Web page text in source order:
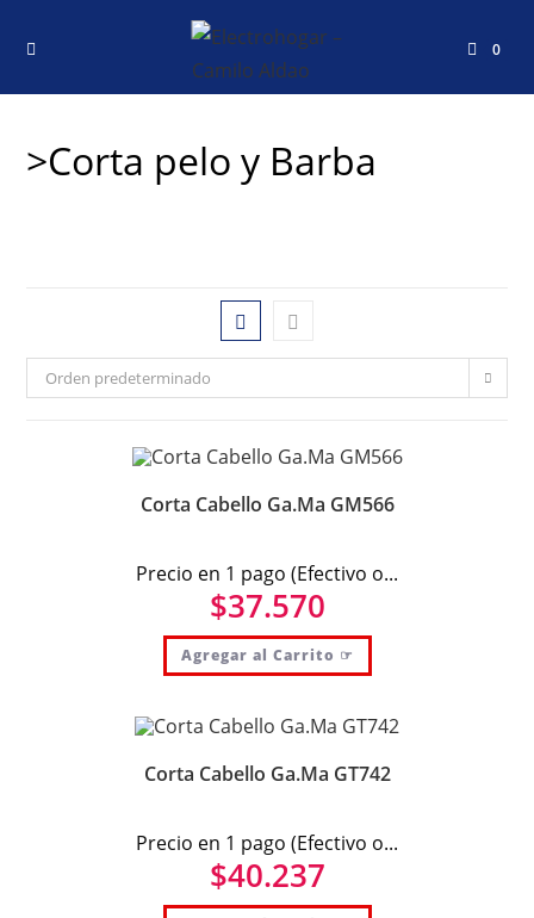
0
>Corta pelo y Barba
Orden predeterminado
Corta Cabello Ga.Ma GM566
Precio en 1 pago (Efectivo o...
$37.570
Agregar al Carrito ☞
Corta Cabello Ga.Ma GT742
Precio en 1 pago (Efectivo o...
$40.237